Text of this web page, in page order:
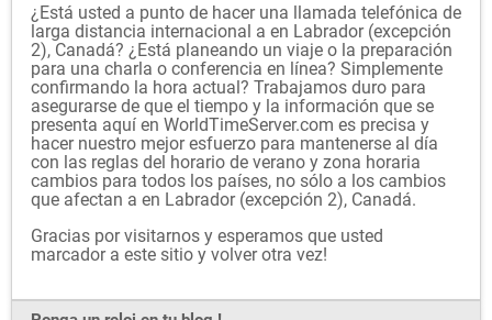
¿Está usted a punto de hacer una llamada telefónica de
larga distancia internacional a en Labrador (excepción
2), Canadá? ¿Está planeando un viaje o la preparación
para una charla o conferencia en línea? Simplemente
confirmando la hora actual? Trabajamos duro para
asegurarse de que el tiempo y la información que se
presenta aquí en WorldTimeServer.com es precisa y
hacer nuestro mejor esfuerzo para mantenerse al día
con las reglas del horario de verano y zona horaria
cambios para todos los países, no sólo a los cambios
que afectan a en Labrador (excepción 2), Canadá.
Gracias por visitarnos y esperamos que usted
marcador a este sitio y volver otra vez!